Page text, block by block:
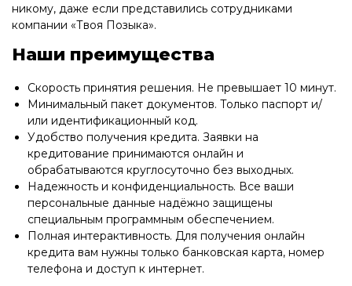
никому, даже если представились сотрудниками
компании «Твоя Позыка».
Наши преимущества
Скорость принятия решения. Не превышает 10 минут.
Минимальный пакет документов. Только паспорт и/
или идентификационный код.
Удобство получения кредита. Заявки на
кредитование принимаются онлайн и
обрабатываются круглосуточно без выходных.
Надежность и конфиденциальность. Все ваши
персональные данные надёжно защищены
специальным программным обеспечением.
Полная интерактивность. Для получения онлайн
кредита вам нужны только банковская карта, номер
телефона и доступ к интернет.